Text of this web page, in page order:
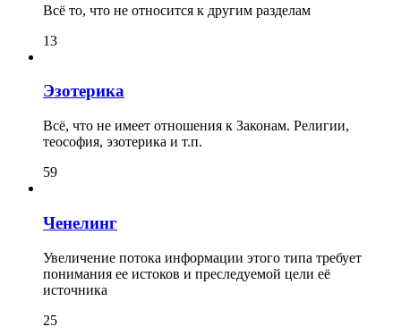
Всё то, что не относится к другим разделам
13
Эзотерика
Всё, что не имеет отношения к Законам. Религии,
теософия, эзотерика и т.п.
59
Ченелинг
Увеличение потока информации этого типа требует
понимания ее истоков и преследуемой цели её
источника
25